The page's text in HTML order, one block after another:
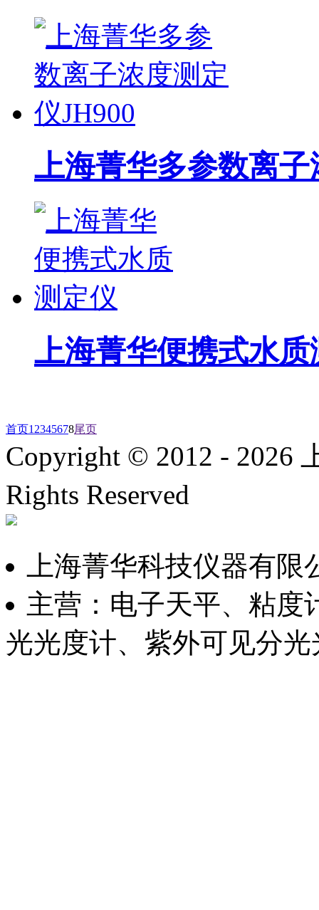
上海菁华多参数离
上海菁华便携式水质
首页1 2345678尾页
Copyright © 2012 - 2026
Rights Reserved
上海菁华科技仪器有
主营：电子天平、粘度
光光度计、紫外可见分光